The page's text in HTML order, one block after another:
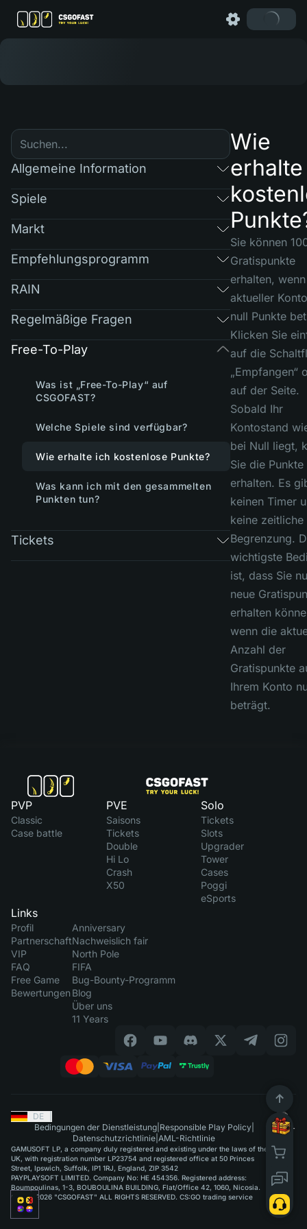
Allgemeine Information
Spiele
Markt
Empfehlungsprogramm
RAIN
Regelmäßige Fragen
Free-To-Play
Was ist „Free-To-Play“ auf
CSGOFAST?
Welche Spiele sind verfügbar?
Wie erhalte ich kostenlose Punkte?
Was kann ich mit den gesammelten
Punkten tun?
Tickets
Wie
Sie können
Gratispunkte
erhalten,
aktueller
null Punkte
Klicken Sie
auf die
„Empfangen“
auf der Seite.
Sobald Ihr
Kontostand
bei Null liegt,
Sie die Punkte
erhalten. Es
keinen Timer
keine zeitliche
Begrenzung.
wichtigste
ist, dass Sie
neue
erhalten
wenn die
Anzahl der
Gratispunkte
Ihrem Konto
beträgt.
PVP
Classic
Case battle
PVE
Saisons
Tickets
Double
Hi Lo
Crash
X50
Solo
Tickets
Slots
Upgrader
Tower
Cases
Poggi
eSports
Links
Profil
Partnerschaft
VIP
FAQ
Free Game
Bewertungen
Anniversary
Nachweislich fair
North Pole
FIFA
Bug-Bounty-Programm
Blog
Über uns
11 Years
DE
Bedingungen der Dienstleistung| Responsible Play Policy|
Datenschutzrichtlinie AML-Richtlinie
GAMUSOFT LP, a company duly registered and existing under the laws of the
UK, with registration number LP23754 and registered office at 50 Princes
Street, Ipswich, Suffolk, IP1 1RJ, England, ZIP 3542
PAYPLAYSOFT LIMITED. Company No: HE 454356. Registered address:
Boumpoulinas, 1-3, BOUBOULINA BUILDING, Flat/Office 42, 1060, Nicosia.
©2015-2026 "CSGOFAST" ALL RIGHTS RESERVED. CS:GO trading service